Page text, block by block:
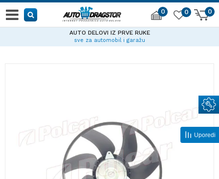
0 0
0
AUTO DELOVI IZ PRVE RUKE
sve za automobil i garažu
Uporedi